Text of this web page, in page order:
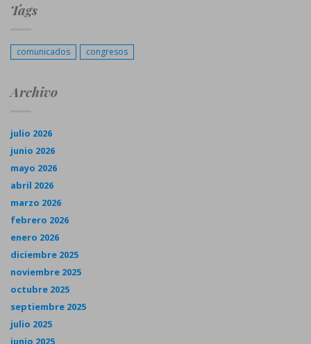
Tags
comunicados congresos
Archivo
julio 2026
junio 2026
mayo 2026
abril 2026
marzo 2026
febrero 2026
enero 2026
diciembre 2025
noviembre 2025
octubre 2025
septiembre 2025
julio 2025
junio 2025